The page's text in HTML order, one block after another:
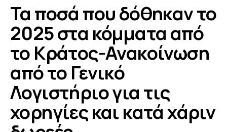
Παρουσιάσεις
Υποψηφίων
Podcast Υποψηφίων
Επικοινωνία
Τα ποσά που δόθηκαν το
2025 στα κόμματα από
το Κράτος-Ανακοίνωση
από το Γενικό
Λογιστήριο για τις
χορηγίες και κατά χάριν